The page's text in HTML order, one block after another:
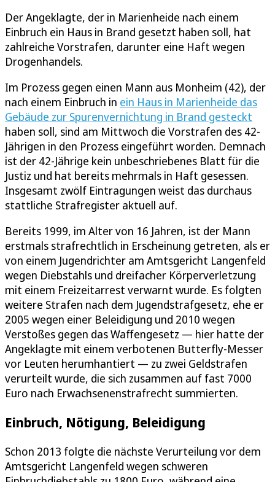
Der Angeklagte, der in Marienheide nach einem
Einbruch ein Haus in Brand gesetzt haben soll, hat
zahlreiche Vorstrafen, darunter eine Haft wegen
Drogenhandels.
Im Prozess gegen einen Mann aus Monheim (42), der
nach einem Einbruch in ein Haus in Marienheide das
Gebäude zur Spurenvernichtung in Brand gesteckt
haben soll, sind am Mittwoch die Vorstrafen des 42-
Jährigen in den Prozess eingeführt worden. Demnach
ist der 42-Jährige kein unbeschriebenes Blatt für die
Justiz und hat bereits mehrmals in Haft gesessen.
Insgesamt zwölf Eintragungen weist das durchaus
stattliche Strafregister aktuell auf.
Bereits 1999, im Alter von 16 Jahren, ist der Mann
erstmals strafrechtlich in Erscheinung getreten, als er
von einem Jugendrichter am Amtsgericht Langenfeld
wegen Diebstahls und dreifacher Körperverletzung
mit einem Freizeitarrest verwarnt wurde. Es folgten
weitere Strafen nach dem Jugendstrafgesetz, ehe er
2005 wegen einer Beleidigung und 2010 wegen
Verstoßes gegen das Waffengesetz — hier hatte der
Angeklagte mit einem verbotenen Butterfly-Messer
vor Leuten herumhantiert — zu zwei Geldstrafen
verurteilt wurde, die sich zusammen auf fast 7000
Euro nach Erwachsenenstrafrecht summierten.
Einbruch, Nötigung, Beleidigung
Schon 2013 folgte die nächste Verurteilung vor dem
Amtsgericht Langenfeld wegen schweren